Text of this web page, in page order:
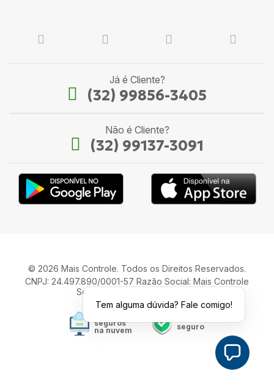
Já é Cliente?
(32) 99856-3405
Não é Cliente?
(32) 99137-3091
© 2026 Mais Controle. Todos os Direitos Reservados.
CNPJ: 24.497.890/0001-57 Razão Social: Mais Controle
Serviços de Informática LTDA.
seguros
na nuvem
seguro
Tem alguma dúvida? Fale comigo!